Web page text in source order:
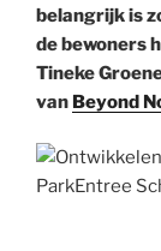
belangrijk is
de bewoners
Tineke
van Beyond